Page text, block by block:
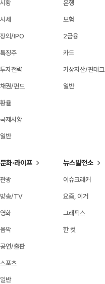
시황
시세
장외/IPO
특징주
투자전략
채권/펀드
환율
국제시황
일반
은행
보험
2금융
카드
가상자산/핀테크
일반
문화·라이프
관광
방송/TV
영화
음악
공연/출판
스포츠
일반
뉴스발전소
이슈크래커
요즘, 이거
그래픽스
한 컷